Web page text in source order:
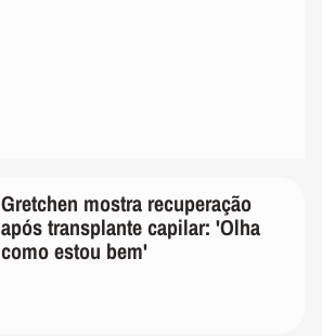
Gretchen mostra recuperação
após transplante capilar: 'Olha
como estou bem'